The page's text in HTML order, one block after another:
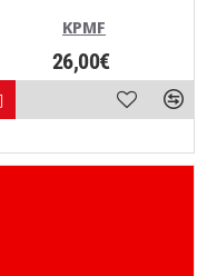
KPMF
26,00€